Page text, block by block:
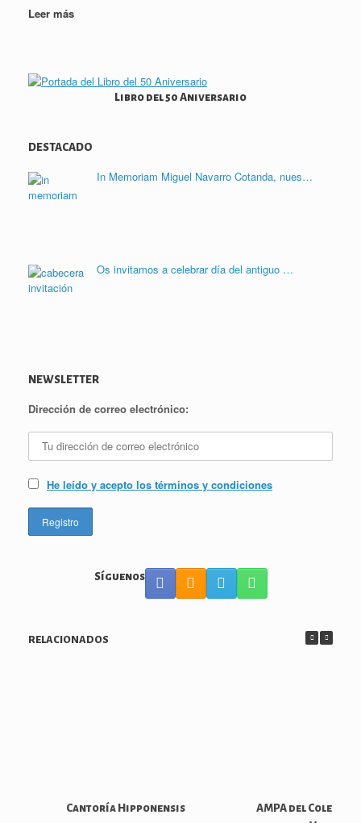
Leer más
Libro del 50 Aniversario
DESTACADO
In Memoriam Miguel Navarro Cotanda, nues…
Os invitamos a celebrar día del antiguo …
NEWSLETTER
Dirección de correo electrónico:
He leído y acepto los términos y condiciones
Síguenos
RELACIONADOS
Cantoría Hipponensis
AMPA del Colegio